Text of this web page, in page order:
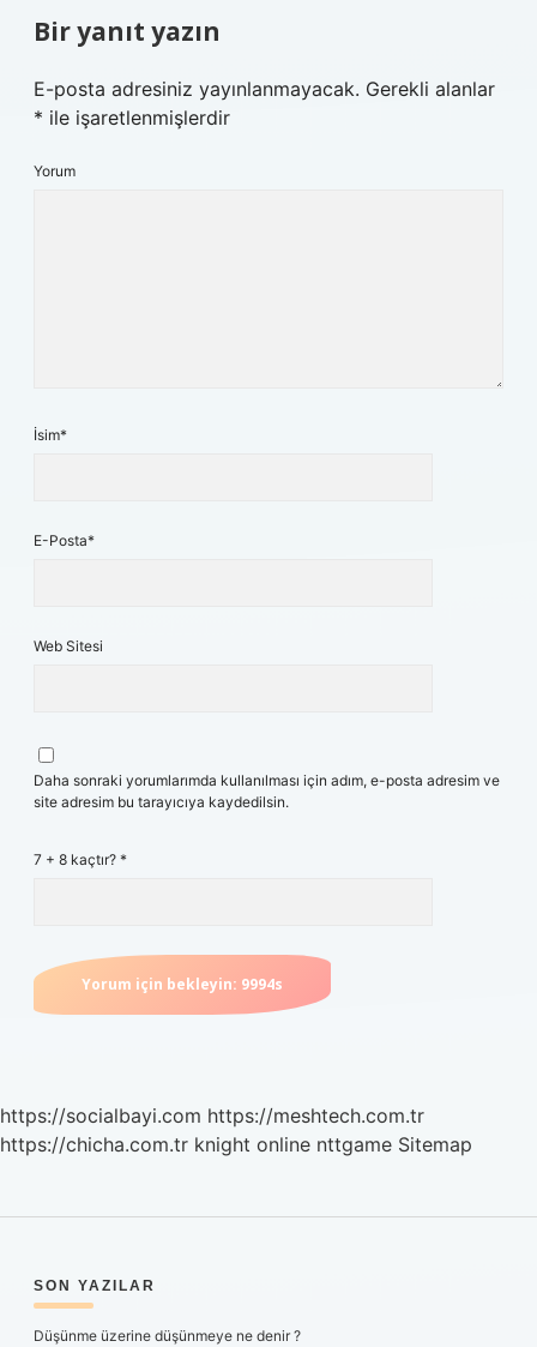
Bir yanıt yazın
E-posta adresiniz yayınlanmayacak. Gerekli alanlar
* ile işaretlenmişlerdir
Yorum
İsim*
E-Posta*
Web Sitesi
Daha sonraki yorumlarımda kullanılması için adım, e-posta adresim ve
site adresim bu tarayıcıya kaydedilsin.
7 + 8 kaçtır? *
https://socialbayi.com https://meshtech.com.tr
https://chicha.com.tr knight online nttgame Sitemap
SIDEBAR
SON YAZILAR
Düşünme üzerine düşünmeye ne denir ?